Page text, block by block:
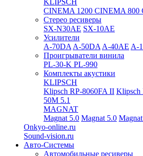
KLIPSCH
CINEMA 1200 CINEMA 800
Стерео ресиверы
SX-N30AE SX-10AE
Усилители
A-70DA A-50DA A-40AE A-
Проигрыватели винила
PL-30-K PL-990
Комплекты акустики
KLIPSCH
Klipsch RP-8060FA II Klipsch
50M 5.1
MAGNAT
Magnat 5.0 Magnat 5.0
Onkyo-online.ru
Sound-vision.ru
Авто-Системы
Автомобильные ресиверы